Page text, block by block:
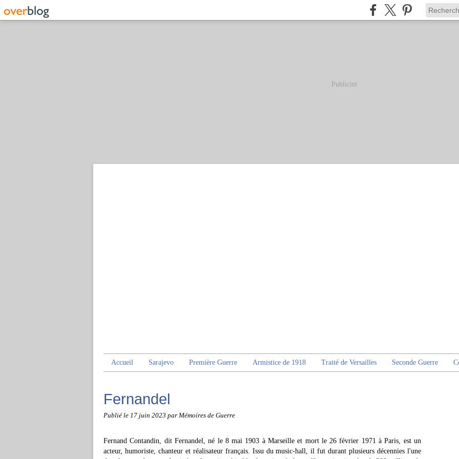
Publicité
Accueil Sarajevo Première Guerre Armistice de 1918 Traité de Versailles Seconde Guerre
Fernandel
Publié le 17 juin 2023 par Mémoires de Guerre
Fernand Contandin, dit Fernandel, né le 8 mai 1903 à Marseille et mort le 26 février 1971 à Paris, est un
acteur, humoriste, chanteur et réalisateur français. Issu du music-hall, il fut durant plusieurs décennies l'une